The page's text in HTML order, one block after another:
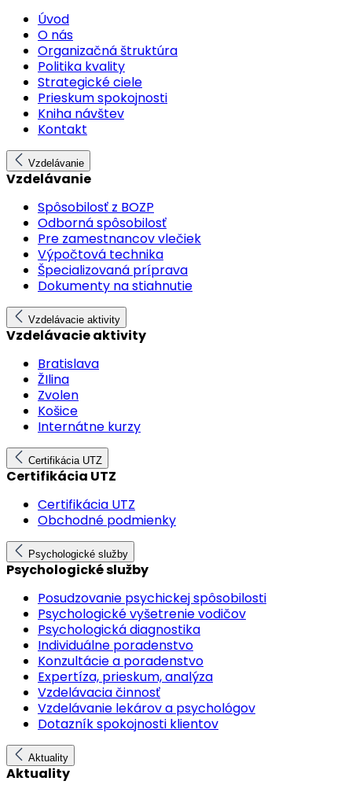
Úvod
O nás
Organizačná štruktúra
Politika kvality
Strategické ciele
Prieskum spokojnosti
Kniha návštev
Kontakt
Vzdelávanie
Vzdelávanie
Spôsobilosť z BOZP
Odborná spôsobilosť
Pre zamestnancov vlečiek
Výpočtová technika
Špecializovaná príprava
Dokumenty na stiahnutie
Vzdelávacie aktivity
Vzdelávacie aktivity
Bratislava
ŽIlina
Zvolen
Košice
Internátne kurzy
Certifikácia UTZ
Certifikácia UTZ
Certifikácia UTZ
Obchodné podmienky
Psychologické služby
Psychologické služby
Posudzovanie psychickej spôsobilosti
Psychologické vyšetrenie vodičov
Psychologická diagnostika
Individuálne poradenstvo
Konzultácie a poradenstvo
Expertíza, prieskum, analýza
Vzdelávacia činnosť
Vzdelávanie lekárov a psychológov
Dotazník spokojnosti klientov
Aktuality
Aktuality